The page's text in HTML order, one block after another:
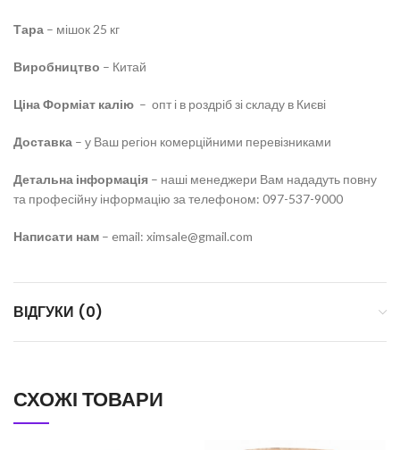
Тара – мішок 25 кг
Виробництво – Китай
Ціна Форміат калію – опт і в роздріб зі складу в Києві
Доставка – у Ваш регіон комерційними перевізниками
Детальна інформація – наші менеджери Вам нададуть повну
та професійну інформацію за телефоном: 097-537-9000
Написати нам – email: ximsale@gmail.com
ВІДГУКИ (0)
СХОЖІ ТОВАРИ